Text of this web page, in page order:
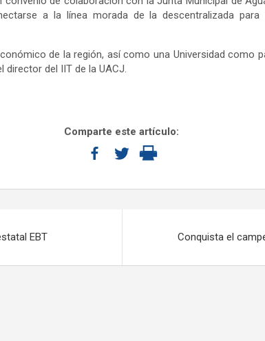
a la línea morada de la descentralizada para
de la región, así como una Universidad como
director del IIT de la UACJ.
Comparte este artículo:
EBT Conquista el